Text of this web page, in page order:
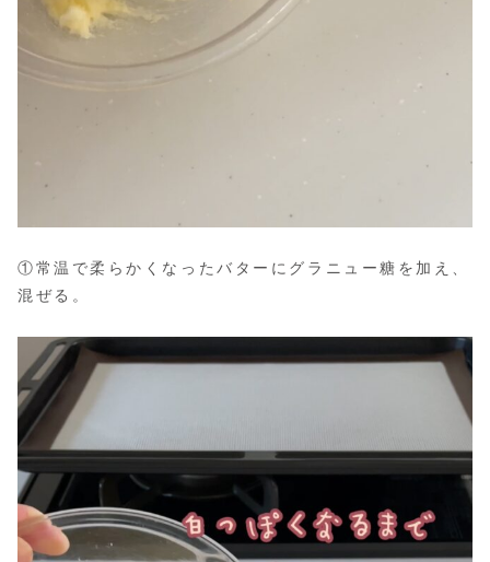
①常温で柔らかくなったバターにグラニュー糖を加え、
混ぜる。